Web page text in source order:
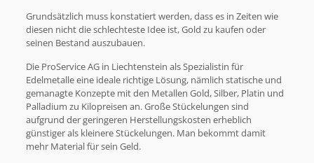
Grundsätzlich muss konstatiert werden, dass es in Zeiten wie
diesen nicht die schlechteste Idee ist, Gold zu kaufen oder
seinen Bestand auszubauen.
Die ProService AG in Liechtenstein als Spezialistin für
Edelmetalle eine ideale richtige Lösung, nämlich statische und
gemanagte Konzepte mit den Metallen Gold, Silber, Platin und
Palladium zu Kilopreisen an. Große Stückelungen sind
aufgrund der geringeren Herstellungskosten erheblich
günstiger als kleinere Stückelungen. Man bekommt damit
mehr Material für sein Geld.